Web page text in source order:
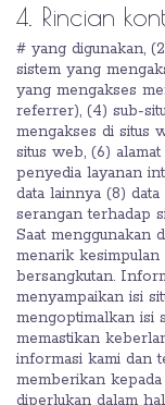
4. Rincian
# yang digunakan,
sistem yang
yang mengakses
referrer), (4) sub-
mengakses di situs
situs web, (6)
penyedia layanan
data lainnya (8)
serangan terhadap
Saat menggunakan
menarik
bersangkutan.
menyampaikan isi
mengoptimalkan isi
memastikan
informasi kami dan
memberikan
diperlukan dalam